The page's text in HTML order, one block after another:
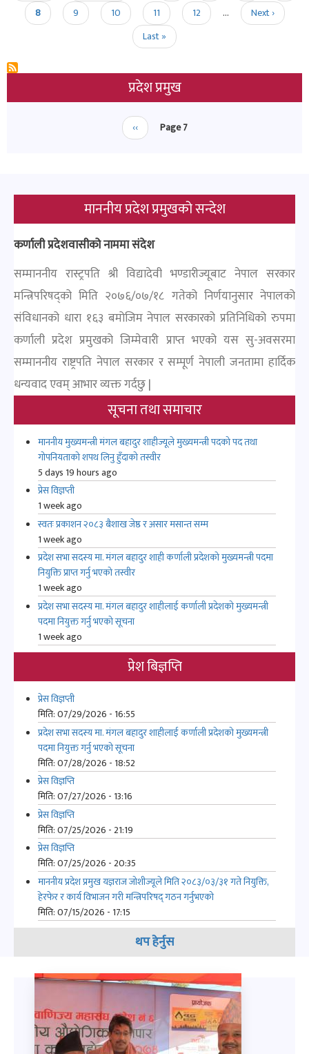
Current
page
8 Page
9 Page
10 Page
11 Page
12
Next
page
Next ›
Last
page
Last »
प्रदेश प्रमुख
Previous
page
‹‹ Page 7
माननीय प्रदेश प्रमुखको सन्देश
कर्णाली प्रदेशवासीको नाममा संदेश
सम्माननीय रास्ट्रपति श्री विद्यादेवी भण्डारीज्यूबाट नेपाल सरकार
मन्त्रिपरिषद्को मिति २०७६/०७/१८ गतेको निर्णयानुसार नेपालको
संविधानको धारा १६३ बमोजिम नेपाल सरकारको प्रतिनिधिको रुपमा
कर्णाली प्रदेश प्रमुखको जिम्मेवारी प्राप्त भएको यस सु-अवसरमा
सम्माननीय राष्ट्रपति नेपाल सरकार र सम्पूर्ण नेपाली जनतामा हार्दिक
धन्यवाद एवम् आभार व्यक्त गर्दछु |
सूचना तथा समाचार
माननीय मुख्यमन्त्री मंगल बहादुर शाहीज्यूले मुख्यमन्त्री पदको पद तथा
गोपनियताको शपथ लिनु हुँदाको तस्वीर
5 days 19 hours ago
प्रेस विज्ञप्ती
1 week ago
स्वतः प्रकाशन २०८३ बैशाख जेष्ठ र असार मसान्त सम्म
1 week ago
प्रदेश सभा सदस्य मा. मंगल बहादुर शाही कर्णाली प्रदेशको मुख्यमन्त्री पदमा
नियुक्ति प्राप्त गर्नु भएको तस्वीर
1 week ago
प्रदेश सभा सदस्य मा. मंगल बहादुर शाहीलाई कर्णाली प्रदेशको मुख्यमन्त्री
पदमा नियुक्त गर्नु भएको सूचना
1 week ago
प्रेश बिज्ञप्ति
प्रेस विज्ञप्ती
मिति:07/29/2026 - 16:55
प्रदेश सभा सदस्य मा. मंगल बहादुर शाहीलाई कर्णाली प्रदेशको मुख्यमन्त्री
पदमा नियुक्त गर्नु भएको सूचना
मिति:07/28/2026 - 18:52
प्रेस विज्ञप्ति
मिति:07/27/2026 - 13:16
प्रेस विज्ञप्ति
मिति:07/25/2026 - 21:19
प्रेस विज्ञप्ति
मिति:07/25/2026 - 20:35
माननीय प्रदेश प्रमुख यज्ञराज जोशीज्यूले मिति २०८३/०३/३१ गते नियुक्ति,
हेरफेर र कार्य विभाजन गरी मन्त्रिपरिषद् गठन गर्नुभएको
मिति: 07/15/2026 - 17:15
थप हेर्नुस